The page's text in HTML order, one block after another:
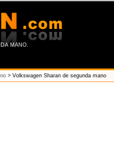
MANO.
> Volkswagen Sharan de segunda mano